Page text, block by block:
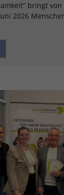
bringt
2026